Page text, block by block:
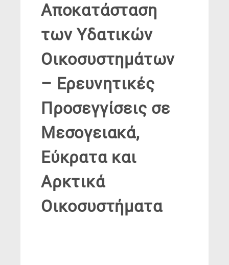
Αποκατάσταση
των Υδατικών
Οικοσυστημάτων
– Ερευνητικές
Προσεγγίσεις σε
Μεσογειακά,
Εύκρατα και
Αρκτικά
Οικοσυστήματα